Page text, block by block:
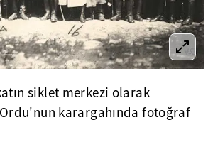
siklet merkezi olarak
karargahında fotoğraf